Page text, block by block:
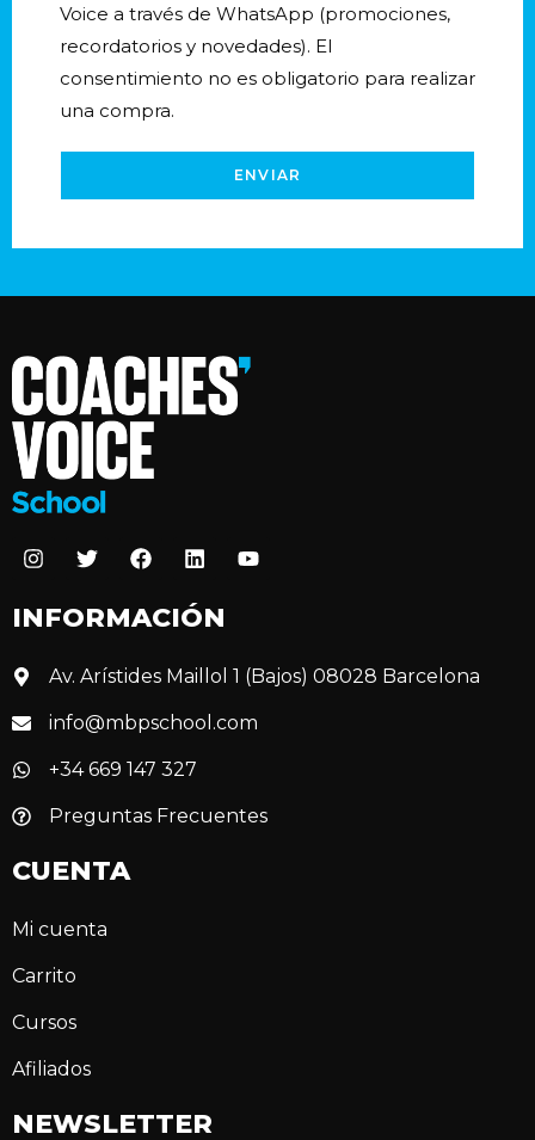
Voice a través de WhatsApp (promociones,
recordatorios y novedades). El
consentimiento no es obligatorio para realizar
una compra.
ENVIAR
INFORMACIÓN
Av. Arístides Maillol 1 (Bajos) 08028 Barcelona
info@mbpschool.com
+34 669 147 327
Preguntas Frecuentes
CUENTA
Mi cuenta
Carrito
Cursos
Afiliados
NEWSLETTER